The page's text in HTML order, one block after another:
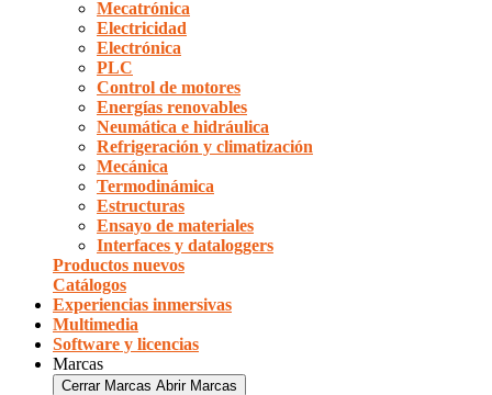
Mecatrónica
Electricidad
Electrónica
PLC
Control de motores
Energías renovables
Neumática e hidráulica
Refrigeración y climatización
Mecánica
Termodinámica
Estructuras
Ensayo de materiales
Interfaces y dataloggers
Productos nuevos
Catálogos
Experiencias inmersivas
Multimedia
Software y licencias
Marcas
Cerrar Marcas Abrir Marcas